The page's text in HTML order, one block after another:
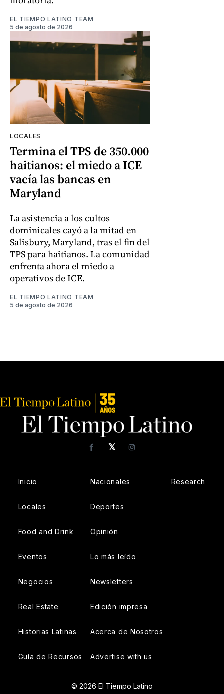
EL TIEMPO LATINO TEAM
5 de agosto de 2026
LOCALES
Termina el TPS de 350.000
haitianos: el miedo a ICE
vacía las bancas en
Maryland
La asistencia a los cultos
dominicales cayó a la mitad en
Salisbury, Maryland, tras el fin del
TPS para haitianos. La comunidad
enfrenta ahora el miedo a
operativos de ICE.
EL TIEMPO LATINO TEAM
5 de agosto de 2026
𝕏
FacebookInstagram
Inicio
Locales
Food and Drink
Eventos
Negocios
Real Estate
Historias Latinas
Guía de Recursos
Nacionales
Deportes
Opinión
Lo más leído
Newsletters
Edición impresa
Acerca de Nosotros
Advertise with us
Research
© 2026 El Tiempo Latino